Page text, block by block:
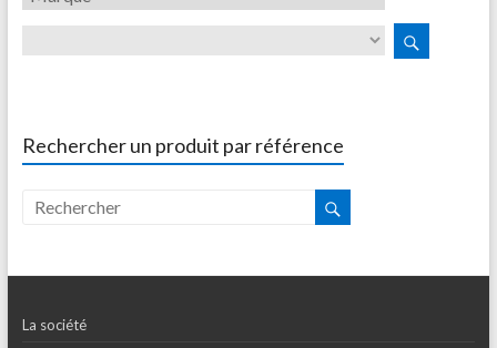
Rechercher un produit par référence
La société